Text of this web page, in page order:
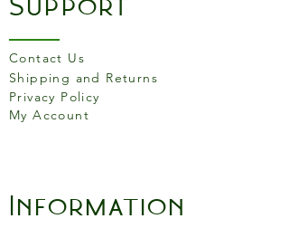
Contact Us
Shipping and Returns
Privacy Policy
My Account
Information